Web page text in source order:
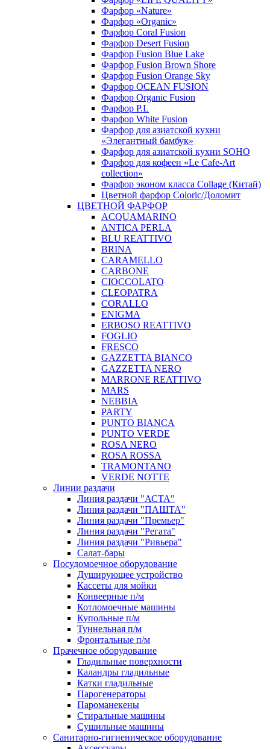
Фарфор «Nature»
Фарфор «Organic»
Фарфор Coral Fusion
Фарфор Desert Fusion
Фарфор Fusion Blue Lake
Фарфор Fusion Brown Shore
Фарфор Fusion Orange Sky
Фарфор OCEAN FUSION
Фарфор Organic Fusion
Фарфор P.L
Фарфор White Fusion
Фарфор для азиатской кухни
«Элегантный бамбук»
Фарфор для азиатской кухни SOHO
Фарфор для кофеен «Le Cafe-Art
collection»
Фарфор эконом класса Collage (Китай)
Цветной фарфор Coloric/Доломит
ЦВЕТНОЙ ФАРФОР
ACQUAMARINO
ANTICA PERLA
BLU REATTIVO
BRINA
CARAMELLO
CARBONE
CIOCCOLATO
CLEOPATRA
CORALLO
ENIGMA
ERBOSO REATTIVO
FOGLIO
FRESCO
GAZZETTA BIANCO
GAZZETTA NERO
MARRONE REATTIVO
MARS
NEBBIA
PARTY
PUNTO BIANCA
PUNTO VERDE
ROSA NERO
ROSA ROSSA
TRAMONTANO
VERDE NOTTE
Линии раздачи
Линия раздачи "АСТА"
Линия раздачи "ПАШТА"
Линия раздачи "Премьер"
Линия раздачи "Регата"
Линия раздачи "Ривьера"
Салат-бары
Посудомоечное оборудование
Душирующее устройство
Кассеты для мойки
Конвеерные п/м
Котломоечные машины
Купольные п/м
Туннельная п/м
Фронтальные п/м
Прачечное оборудование
Гладильные поверхности
Каландры гладильные
Катки гладильные
Парогенераторы
Пароманекены
Стиральные машины
Сушильные машины
Санитарно-гигиеническое оборудование